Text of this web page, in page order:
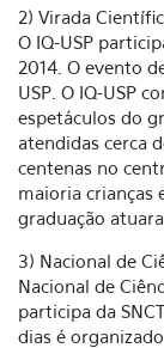
2) Virada
O IQ-USP
2014. O evento
USP. O IQ-USP
espetáculos do
atendidas cerca
centenas no
maioria crianças
graduação
3) Nacional de
Nacional de
participa da
dias é